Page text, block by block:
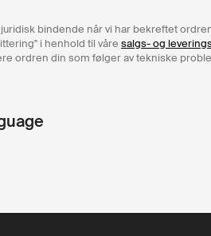
bindende når vi har bekreftet
i henhold til våre salgs- og
ordren din som følger av tekniske